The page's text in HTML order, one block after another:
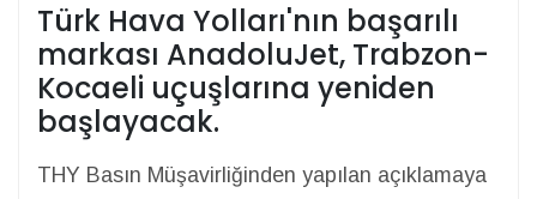
Türk Hava Yolları'nın başarılı
markası AnadoluJet, Trabzon-
Kocaeli uçuşlarına yeniden
başlayacak.
THY Basın Müşavirliğinden yapılan açıklamaya